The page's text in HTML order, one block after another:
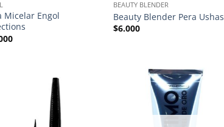
Micelar Engol
BEAUTY BLENDER
Beauty Blender Pera Ushas
$6.000